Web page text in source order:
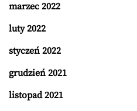
marzec 2022
luty 2022
styczeń 2022
grudzień 2021
listopad 2021